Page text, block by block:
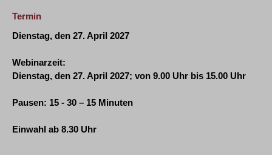
Termin
Dienstag, den 27. April 2027
Webinarzeit:
Dienstag, den 27. April 2027; von 9.00 Uhr bis 15.00 Uhr
Pausen: 15 - 30 – 15 Minuten
Einwahl ab 8.30 Uhr